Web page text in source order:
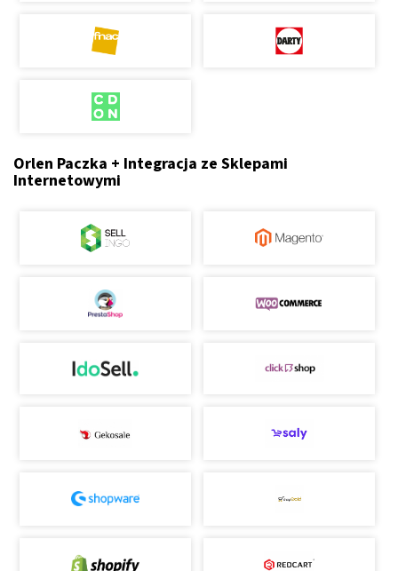
Orlen Paczka + Integracja ze Sklepami
Internetowymi